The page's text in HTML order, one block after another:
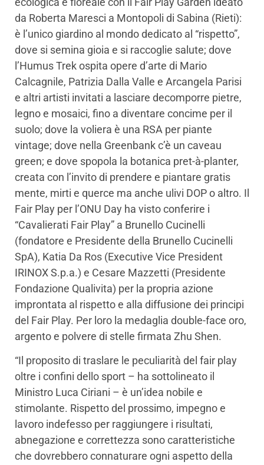
da Roberta Maresci a Montopoli di Sabina (Rieti):
è l’unico giardino al mondo dedicato al “rispetto”,
dove si semina gioia e si raccoglie salute; dove
l’Humus Trek ospita opere d’arte di Mario
Calcagnile, Patrizia Dalla Valle e Arcangela Parisi
e altri artisti invitati a lasciare decomporre pietre,
legno e mosaici, fino a diventare concime per il
suolo; dove la voliera è una RSA per piante
vintage; dove nella Greenbank c’è un caveau
green; e dove spopola la botanica pret-à-planter,
creata con l’invito di prendere e piantare gratis
mente, mirti e querce ma anche ulivi DOP o altro. Il
Fair Play per l’ONU Day ha visto conferire i
“Cavalierati Fair Play” a Brunello Cucinelli
(fondatore e Presidente della Brunello Cucinelli
SpA), Katia Da Ros (Executive Vice President
IRINOX S.p.a.) e ⁠Cesare Mazzetti (Presidente
Fondazione Qualivita) per la propria azione
improntata al rispetto e alla diffusione dei principi
del Fair Play. Per loro la medaglia double-face oro,
argento e polvere di stelle firmata Zhu Shen.
“Il proposito di traslare le peculiarità del fair play
oltre i confini dello sport – ha sottolineato il
Ministro Luca Ciriani – è un’idea nobile e
stimolante. Rispetto del prossimo, impegno e
lavoro indefesso per raggiungere i risultati,
abnegazione e correttezza sono caratteristiche
che dovrebbero connaturare ogni aspetto della